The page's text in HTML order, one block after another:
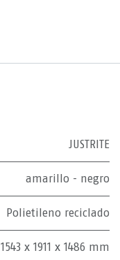
JUSTRITE
amarillo - negro
Polietileno reciclado
1543 x 1911 x 1486 mm